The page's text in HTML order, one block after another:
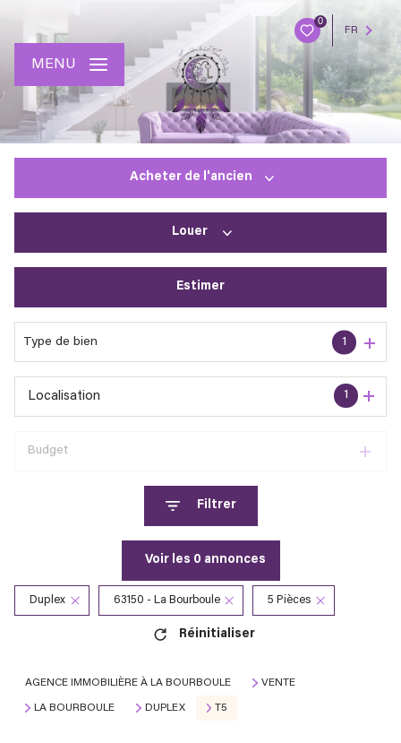
0
FR
MENU
Acheter de l'ancien
Louer
Estimer
Type de bien 1
1
Localisation
Budget
Filtrer
Voir les 0 annonces
Duplex 63150 - La Bourboule 5 Pièces
Réinitialiser
AGENCE IMMOBILIÈRE À LA BOURBOULE VENTE
LA BOURBOULE DUPLEX T5